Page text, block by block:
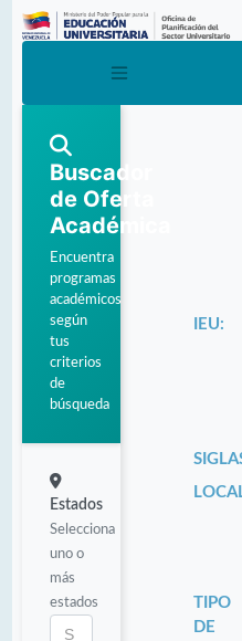
Buscador
de Oferta
Académica
Encuentra
programas
académicos
según
tus
criterios
de
búsqueda
Estados
Selecciona
uno o
más
estados
IEU:
TIPO
DE